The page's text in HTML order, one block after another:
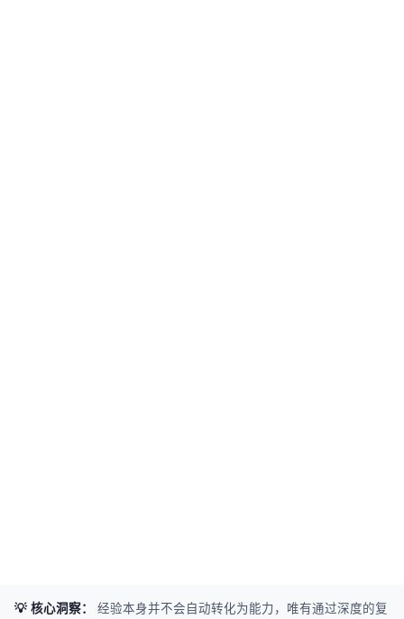
💡 核心洞察：
经验本身并不会自动转化为能力，唯有通过深度的复